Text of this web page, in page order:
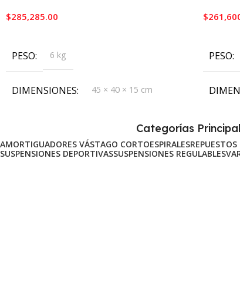
$285,285.00
PESO 6 kg
DIMENSIONES 45 × 40 × 15 cm
$
PESO
Categorías
AMORTIGUADORES VÁSTAGO CORTOESPIRALES
SUSPENSIONES DEPORTIVASSUSPENSIONES REGULABLES